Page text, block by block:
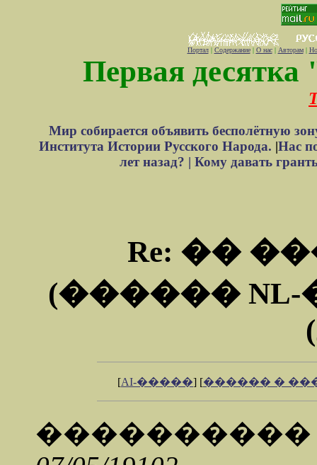
Портал| Содержание| О нас| Авторам|
Первая десятка
Мир собирается объявить бесполётную
Института Истории Русского Народа. |Нас
лет назад? | Кому давать
Re: ��
(������
[AI-�����] [������ �